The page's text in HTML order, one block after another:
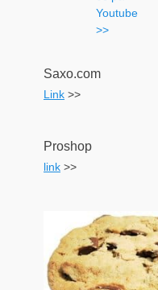
Saxo.com
Link >>
Proshop
link >>